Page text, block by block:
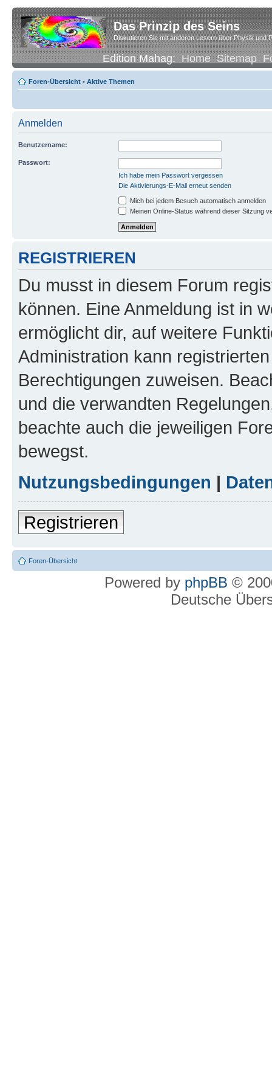
Das Prinzip des Seins
Diskutieren Sie mit anderen Lesern über Physik und
Edition Mahag:Home Sitemap
Foren-Übersicht • Aktive Themen
Anmelden
Benutzername:
Passwort:
Ich habe mein Passwort vergessen
Die Aktivierungs-E-Mail erneut senden
Mich bei jedem Besuch automatisch anmelden
Meinen Online-Status während dieser Sitzung
REGISTRIEREN
Du musst in diesem Forum
können. Eine Anmeldung ist in
ermöglicht dir, auf weitere
Administration kann
Berechtigungen zuweisen.
und die verwandten
beachte auch die jeweiligen
bewegst.
Nutzungsbedingungen |
Registrieren
Foren-Übersicht
Powered by phpBB ©
Deutsche